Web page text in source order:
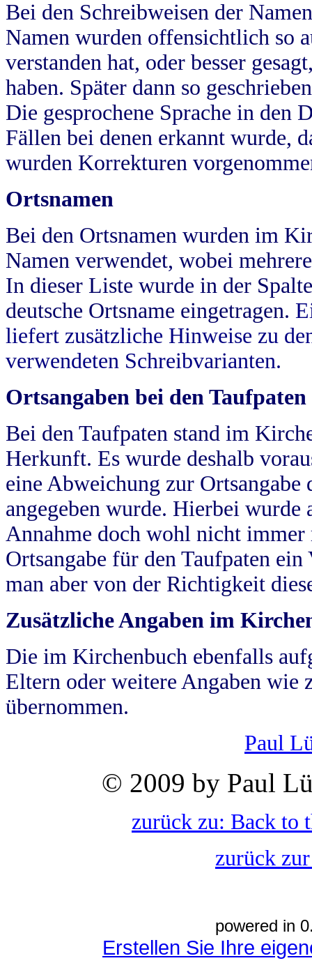
Bei den Schreibweisen der
Namen wurden offensichtlich so
verstanden hat, oder besser
haben. Später dann so
Die gesprochene Sprache in
Fällen bei denen erkannt wurde,
wurden Korrekturen
Ortsnamen
Bei den Ortsnamen wurden im
Namen verwendet, wobei
In dieser Liste wurde in der
deutsche Ortsname eingetragen.
liefert zusätzliche Hinweise zu
verwendeten Schreibvarianten.
Ortsangaben bei den Taufpaten
Bei den Taufpaten stand im
Herkunft. Es wurde deshalb
eine Abweichung zur
angegeben wurde. Hierbei wurde
Annahme doch wohl nicht
Ortsangabe für den Taufpaten
man aber von der Richtigkeit
Zusätzliche Angaben im
Die im Kirchenbuch ebenfalls
Eltern oder weitere Angaben wie
übernommen.
Paul
© 2009 by Paul
zurück zu: Back to
zurück
powered in
Erstellen Sie Ihre